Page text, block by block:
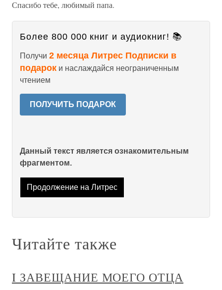
Спасибо тебе, любимый папа.
Более 800 000 книг и аудиокниг! 📚
Получи 2 месяца Литрес Подписки в
подарок и наслаждайся неограниченным
чтением
ПОЛУЧИТЬ ПОДАРОК
Данный текст является ознакомительным
фрагментом.
Продолжение на Литрес
Читайте также
I ЗАВЕЩАНИЕ МОЕГО ОТЦА